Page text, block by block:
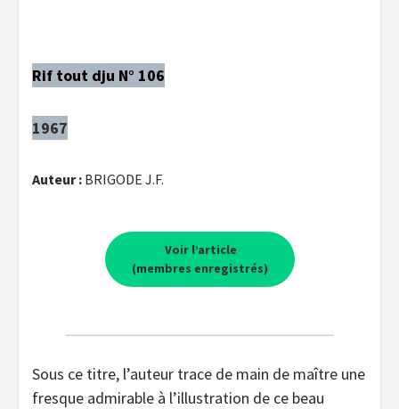
Rif tout dju N° 106
1967
Auteur : BRIGODE J.F.
Voir l’article
(membres enregistrés)
Sous ce titre, l’auteur trace de main de maître une
fresque admirable à l’illustration de ce beau